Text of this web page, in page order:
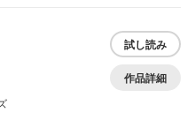
試し読み
作品詳細